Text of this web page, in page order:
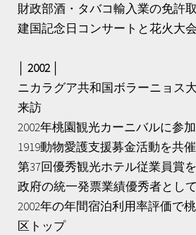
財政部酒・タバコ輸入業の免許
建国記念日コンサートと花火大
│ 2002 │
ニカラグア共和国ボラーニョス
来訪
2002年桃園観光カーニバルに参
1919動物愛護支援募金活動を共催
第37回優秀観光ホテル従業員賞
政府の統一発票業績優秀者とし
2002年の年間宿泊利用率評価で
区トップ